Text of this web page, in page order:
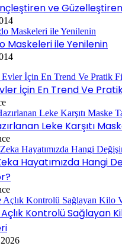
ve
Maskeleri ile Yenilenin
İçin En Trend Ve
Leke Karşıtı
Hayatımızda Hangi
Kontrolü Sağlayan